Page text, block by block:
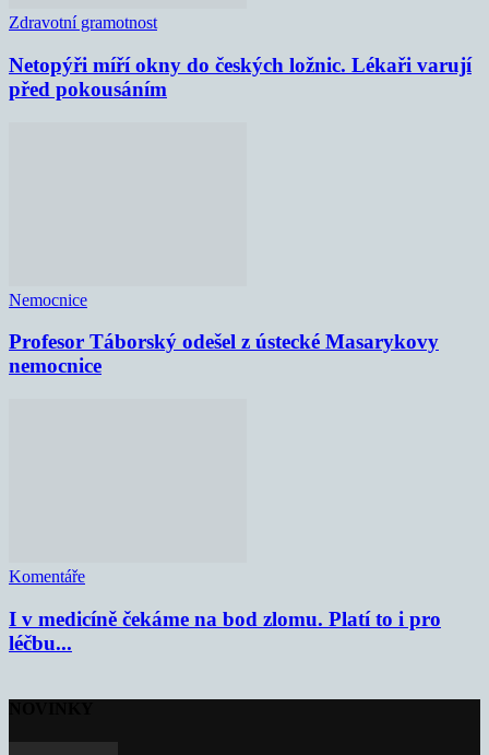
Zdravotní gramotnost
Netopýři míří okny do českých ložnic. Lékaři varují
před pokousáním
Nemocnice
Profesor Táborský odešel z ústecké Masarykovy
nemocnice
Komentáře
I v medicíně čekáme na bod zlomu. Platí to i pro
léčbu...